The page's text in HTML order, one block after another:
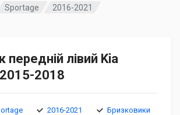
Sportage 2016-2021
передній лівий Kia
2018
2016-2021 Бризковики